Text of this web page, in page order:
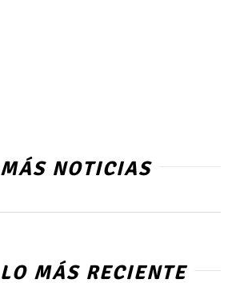
MÁS NOTICIAS
LO MÁS RECIENTE